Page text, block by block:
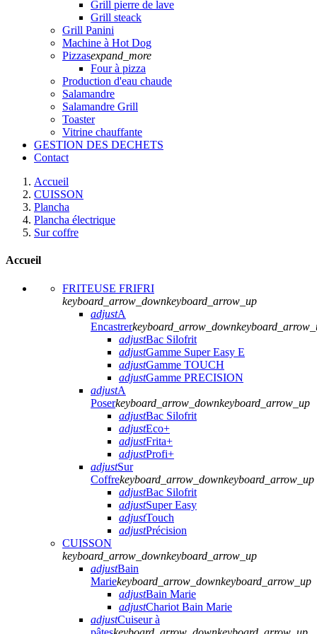
Grill pierre de lave
Grill steack
Grill Panini
Machine à Hot Dog
Pizzasexpand_more
Four à pizza
Production d'eau chaude
Salamandre
Salamandre Grill
Toaster
Vitrine chauffante
GESTION DES DECHETS
Contact
Accueil
CUISSON
Plancha
Plancha électrique
Sur coffre
Accueil
FRITEUSE FRIFRI
keyboard_arrow_downkeyboard_arrow_up
adjustA
Encastrerkeyboard_arrow_down
adjustBac Silofrit
adjustGamme Super Easy E
adjustGamme TOUCH
adjustGamme PRECISION
adjustA
Poserkeyboard_arrow_downkeyboard_arrow_up
adjustBac Silofrit
adjustEco+
adjustFrita+
adjustProfi+
adjustSur
Coffrekeyboard_arrow_downkeyboard_arrow_up
adjustBac Silofrit
adjustSuper Easy
adjustTouch
adjustPrécision
CUISSON
keyboard_arrow_downkeyboard_arrow_up
adjustBain
Mariekeyboard_arrow_downkeyboard_arrow_up
adjustBain Marie
adjustChariot Bain Marie
adjustCuiseur à